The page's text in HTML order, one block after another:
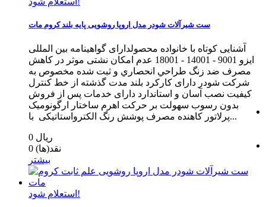
ست شیرآلات شودر مدل اروپا روشویی پایه بلند کروم مات
آشنایی کوتاه با خانواده محصولدارای گواهینامه بین المللی
ایزو 9001 - 14001 - 18001 عدم امکان نشتی موثر در کاهش
مصرف ضد زنگ طراحي انحصاري و ثبت شده مخصوص به
شرکت شودر دارای کارکرد بلند مدت گذشته از خط كنترل
كيفيت نصب آسان و استاندارد دارای خدمات پس از فروش
بدون رسوب سهولت بر حرکت اهرم ساختار ارگونومیک
پرلاتور کاهنده مصرف پوشش رنگ الکترواستاتیکی با...
0 ریال
0 نقد(ها)
بیشتر
استعلام شود!